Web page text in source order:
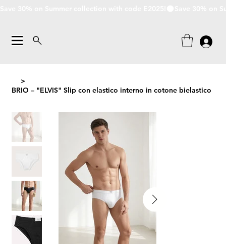
>
BRIO – "ELVIS" Slip con elastico interno in cotone bielastico